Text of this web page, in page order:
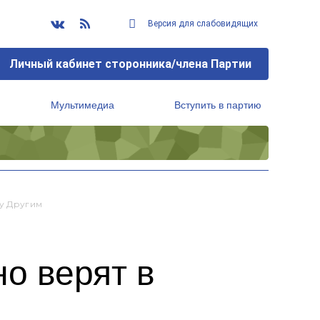
Версия для слабовидящих
Личный кабинет сторонника/члена Партии
Мультимедиа Вступить в партию
Другим
верят в